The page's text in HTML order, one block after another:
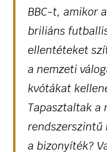
BBC-t, amikor
briliáns
ellentéteket
a nemzeti
kvótákat
Tapasztaltak a
rendszerszintű
a bizonyíték?